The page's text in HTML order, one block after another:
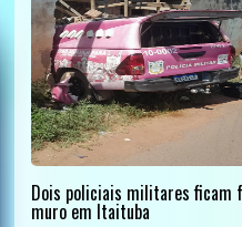
Dois policiais militares ficam
muro em Itaituba